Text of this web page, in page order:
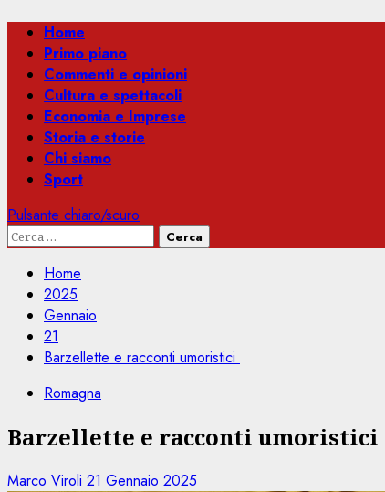
Menu
principale
Home
Primo piano
Commenti e opinioni
Cultura e spettacoli
Economia e Imprese
Storia e storie
Chi siamo
Sport
Pulsante chiaro/scuro
Ricerca
Home
2025
Gennaio
21
Barzellette e racconti umoristici
Romagna
Barzellette e racconti umoristici
Marco Viroli 21 Gennaio 2025